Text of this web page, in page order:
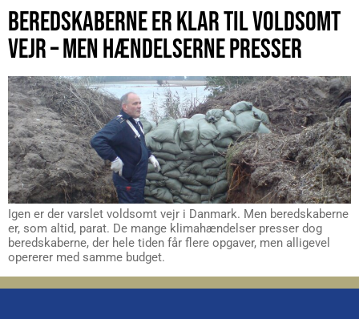
BEREDSKABERNE ER KLAR TIL VOLDSOMT
VEJR – MEN HÆNDELSERNE PRESSER
Igen er der varslet voldsomt vejr i Danmark. Men beredskaberne
er, som altid, parat. De mange klimahændelser presser dog
beredskaberne, der hele tiden får flere opgaver, men alligevel
opererer med samme budget.